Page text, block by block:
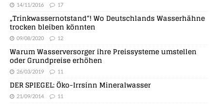
14/11/2016 17
„Trinkwassernotstand“! Wo Deutschlands Wasserhähne
trocken bleiben könnten
09/08/2020 12
Warum Wasserversorger ihre Preissysteme umstellen
oder Grundpreise erhöhen
26/03/2019 11
DER SPIEGEL: Öko-Irrsinn Mineralwasser
21/09/2014 11